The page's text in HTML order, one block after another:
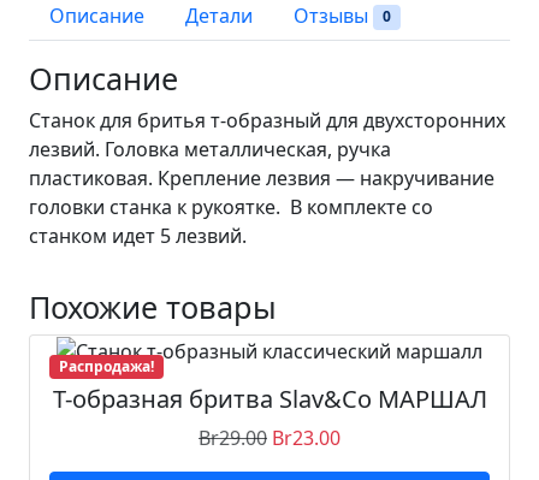
в
о
т
о
в
а
р
а
-
о
Описание Детали Отзывы 0
Описание
Станок для бритья т-образный для двухсторонних
лезвий. Головка металлическая, ручка
пластиковая. Крепление лезвия — накручивание
головки станка к рукоятке. В комплекте со
станком идет 5 лезвий.
Похожие товары
Распродажа!
Т-образная бритва Slav&Co МАРШАЛ
Br29.00 Br23.00